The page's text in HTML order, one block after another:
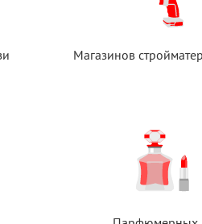
Магазинов